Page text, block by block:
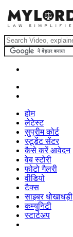
होम
लेटेस्ट
सुप्रीम कोर्ट
स्टूडेंट सेंटर
कैसे करें आवेदन
वेब स्टोरी
फोटो गैलरी
वीडियो
टैक्स
साइबर धोखाधड़ी
कम्युनिटी
स्टार्टअप